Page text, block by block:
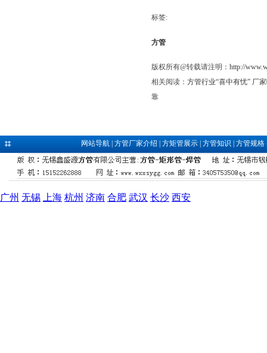
标签:
方管
版权所有@转载请注明： http://
相关阅读： 方管行业“喜中有忧” 厂
靠
网站导航| 方管厂家介绍 方矩管展示| 方管知识 方管规格
广州 无锡 上海 杭州 济南 合肥 武汉 长沙 西安